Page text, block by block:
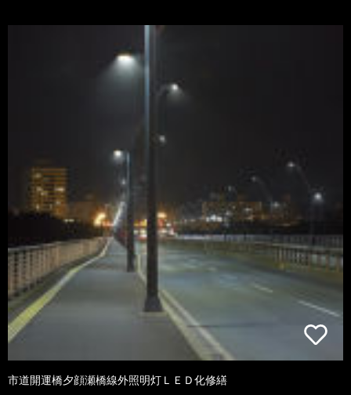
市道開運橋夕顔瀬橋線外照明灯ＬＥＤ化修繕